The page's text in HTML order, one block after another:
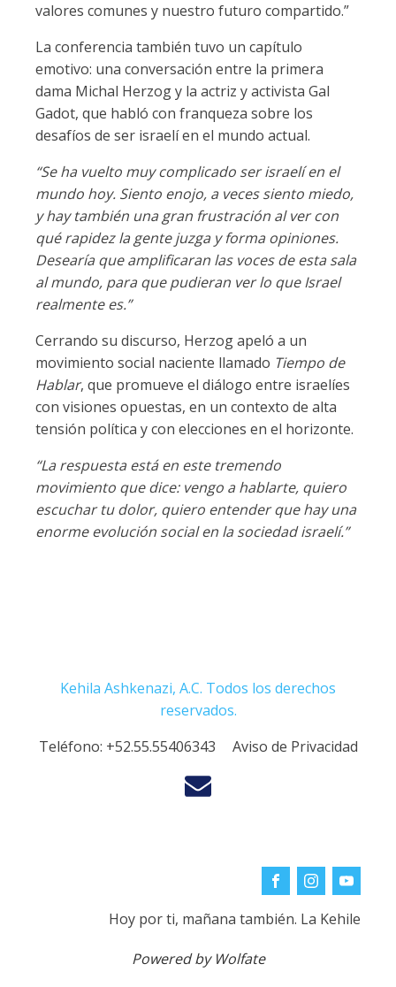
valores comunes y nuestro futuro compartido.”
La conferencia también tuvo un capítulo
emotivo: una conversación entre la primera
dama Michal Herzog y la actriz y activista Gal
Gadot, que habló con franqueza sobre los
desafíos de ser israelí en el mundo actual.
“Se ha vuelto muy complicado ser israelí en el
mundo hoy. Siento enojo, a veces siento miedo,
y hay también una gran frustración al ver con
qué rapidez la gente juzga y forma opiniones.
Desearía que amplificaran las voces de esta sala
al mundo, para que pudieran ver lo que Israel
realmente es.”
Cerrando su discurso, Herzog apeló a un
movimiento social naciente llamado Tiempo de
Hablar, que promueve el diálogo entre israelíes
con visiones opuestas, en un contexto de alta
tensión política y con elecciones en el horizonte.
“La respuesta está en este tremendo
movimiento que dice: vengo a hablarte, quiero
escuchar tu dolor, quiero entender que hay una
enorme evolución social en la sociedad israelí.”
Kehila Ashkenazi, A.C. Todos los derechos
reservados.
Teléfono: +52.55.55406343 Aviso de Privacidad
Hoy por ti, mañana también. La Kehile
Powered by Wolfate